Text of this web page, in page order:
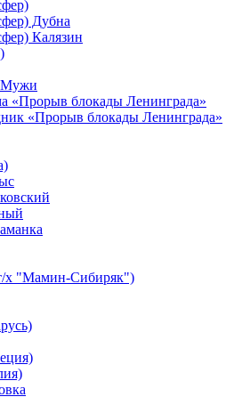
Дубна
Калязин
«Прорыв блокады Ленинграда»
«Прорыв блокады Ленинграда»
"Мамин-Сибиряк")